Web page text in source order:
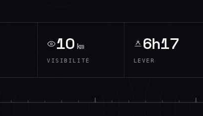
10 km
VISIBILITÉ
6h17
LEVER